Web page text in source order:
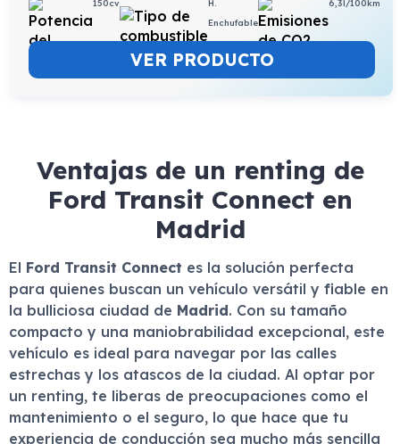
150cv
H.
Enchufable
6,3l/100km
VER PRODUCTO
Ventajas de un renting de
Ford Transit Connect en
Madrid
El Ford Transit Connect es la solución perfecta
para quienes buscan un vehículo versátil y fiable en
la bulliciosa ciudad de Madrid. Con su tamaño
compacto y una maniobrabilidad excepcional, este
vehículo es ideal para navegar por las calles
estrechas y los atascos de la ciudad. Al optar por
un renting, te liberas de preocupaciones como el
mantenimiento o el seguro, lo que hace que tu
experiencia de conducción sea mucho más sencilla